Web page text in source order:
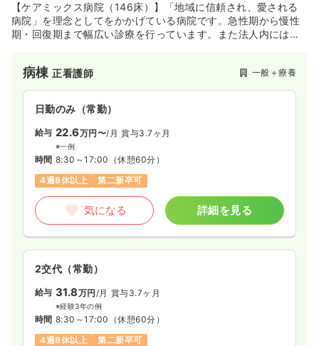
【ケアミックス病院（146床）】「地域に信頼され、愛される
病院」を理念としてをかかげている病院です。急性期から慢性
期・回復期まで幅広い診療を行っています。また法人内には介
病棟正看護師 一般＋療養
日勤のみ（常勤）
給与 22.6万円〜/月 賞与3.7ヶ月
※一例
時間 8:30～17:00 （休憩60分）
4週8休以上
第二新卒可
気になる 詳細を見る
2交代（常勤）
給与 31.8万円 /月 賞与3.7ヶ月
※経験3年の例
時間 8:30～17:00 （休憩60分）
4週8休以上
第二新卒可